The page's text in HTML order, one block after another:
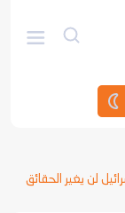
لن يغير الحقائق